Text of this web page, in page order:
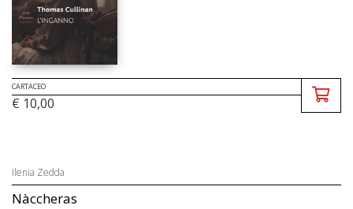
CARTACEO
€ 10,00
Ilenia Zedda
Nàccheras